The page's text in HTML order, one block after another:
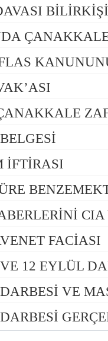
İFTİRASI
FACİASI
12 EYLÜL
VE